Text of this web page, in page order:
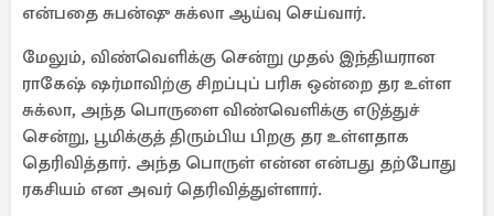
என்பதை சுபன்ஷு சுக்லா ஆய்வு செய்வார்.
மேலும், விண்வெளிக்கு சென்று முதல் இந்தியரான
ராகேஷ் ஷர்மாவிற்கு சிறப்புப் பரிசு ஒன்றை தர உள்ள
சுக்லா, அந்த பொருளை விண்வெளிக்கு எடுத்துச்
சென்று, பூமிக்குத் திரும்பிய பிறகு தர உள்ளதாக
தெரிவித்தார். அந்த பொருள் என்ன என்பது தற்போது
ரகசியம் என அவர் தெரிவித்துள்ளார்.